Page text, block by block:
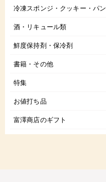
冷凍スポンジ・クッキー・パン
酒・リキュール類
鮮度保持剤・保冷剤
書籍・その他
特集
お値打ち品
富澤商店のギフト